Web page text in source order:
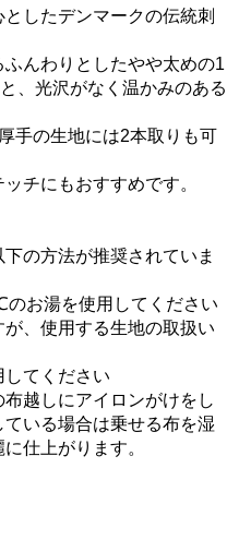
したデンマークの伝統刺
んわりとしたやや太めの1
、光沢がなく温かみのある
手の生地には2本取りも可
チにもおすすめです。
の方法が推奨されていま
のお湯を使用してください
が、使用する生地の取扱い
してください
布越しにアイロンがけをし
いる場合は乗せる布を湿
仕上がります。